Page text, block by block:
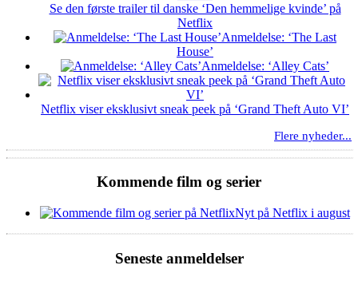
Se den første trailer til danske ‘Den hemmelige kvinde’ på
Netflix
Anmeldelse: ‘The Last
House’
Anmeldelse: ‘Alley Cats’
Netflix viser eksklusivt sneak peek på ‘Grand Theft Auto VI’
Flere nyheder...
Kommende film og serier
Nyt på Netflix i august
Seneste anmeldelser